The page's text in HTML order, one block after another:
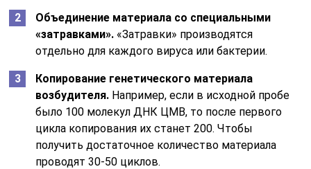
Объединение материала со специальными
«затравками». «Затравки» производятся
отдельно для каждого вируса или бактерии.
Копирование генетического материала
возбудителя. Например, если в исходной пробе
было 100 молекул ДНК ЦМВ, то после первого
цикла копирования их станет 200. Чтобы
получить достаточное количество материала
проводят 30-50 циклов.